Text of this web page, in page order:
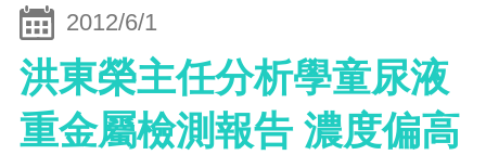
2012/6/1
洪東榮主任分析學童尿液
重金屬檢測報告 濃度偏高